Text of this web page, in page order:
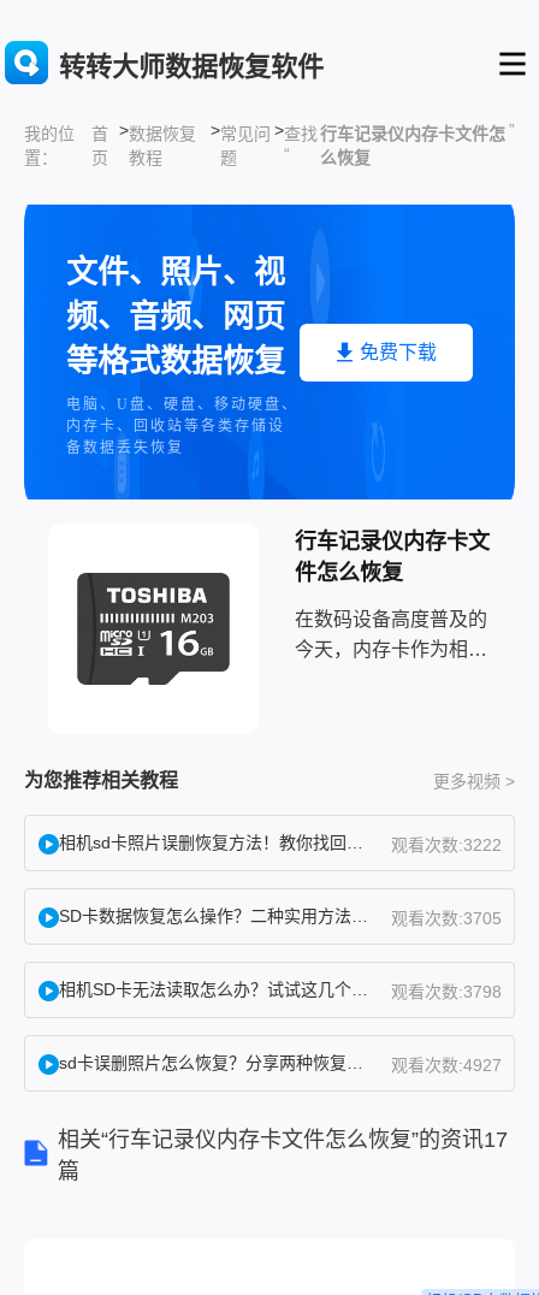
转转大师数据恢复软件
我的位
置：
首
页
>数据恢复
教程
>常见问
题
>查找
“
行车记录仪内存卡文件怎
么恢复
”
文件、照片、视
频、音频、网页
等格式数据恢复
电脑、U盘、硬盘、移动硬盘、
内存卡、回收站等各类存储设
备数据丢失恢复
免费下载
行车记录仪内存卡文
件怎么恢复
在数码设备高度普及的
今天，内存卡作为相
影像与文档资料。然
提示异常或病毒干扰，
用户常常面临“使用前
需要格式化”的弹窗，
或在
为您推荐相关教程 更多视频 >
观看次数:3222
观看次数:3705
观看次数:3798
观看次数:4927
相关“行车记录仪内存卡文件怎么恢复”的资讯17
篇